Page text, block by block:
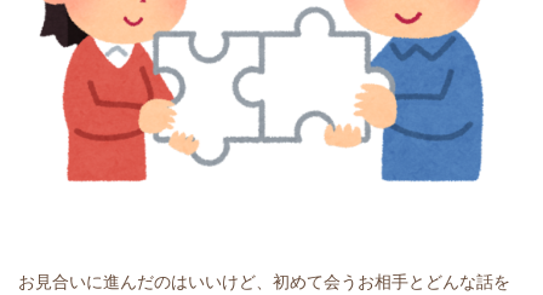
お見合いに進んだのはいいけど、初めて会うお相手とどんな話を